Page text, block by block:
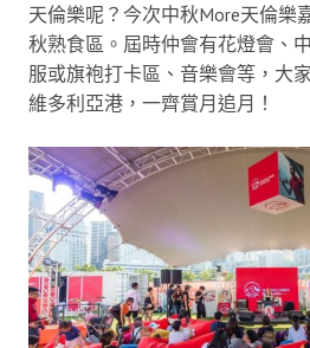
天倫樂呢？今次中秋More天倫樂
秋熟食區。屆時仲會有花燈會、
服或旗袍打卡區、音樂會等，大
維多利亞港，一齊賞月追月！